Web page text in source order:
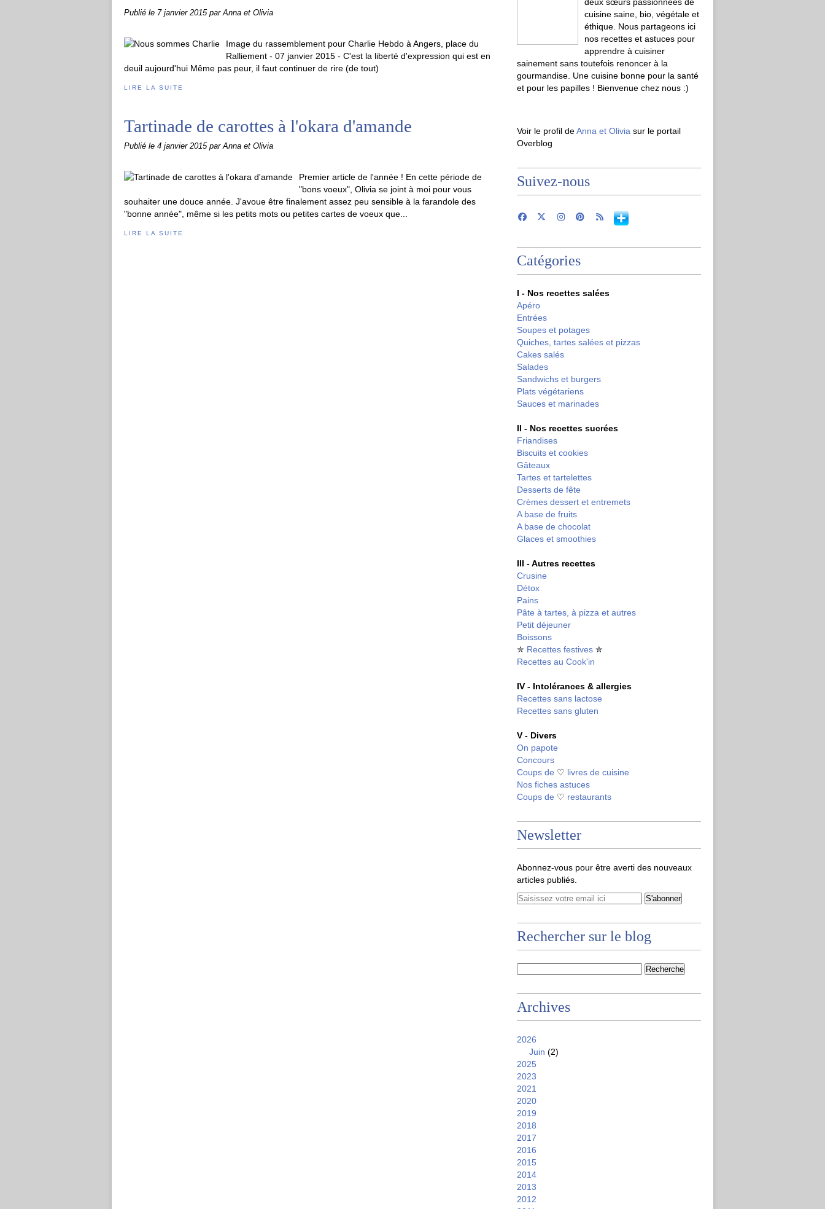
Publié le 7 janvier 2015 par Anna et Olivia
Image du rassemblement pour Charlie Hebdo à Angers, place du
Ralliement - 07 janvier 2015 - C'est la liberté d'expression qui est en
deuil aujourd'hui Même pas peur, il faut continuer de rire (de tout)
LIRE LA SUITE
Tartinade de carottes à l'okara d'amande
Publié le 4 janvier 2015 par Anna et Olivia
Premier article de l'année ! En cette période de
"bons voeux", Olivia se joint à moi pour vous
souhaiter une douce année. J'avoue être finalement assez peu sensible à la farandole des
"bonne année", même si les petits mots ou petites cartes de voeux que...
LIRE LA SUITE
cuisine saine, bio, végétale et
éthique. Nous partageons ici
nos recettes et astuces pour
apprendre à cuisiner
sainement sans toutefois renoncer à la
gourmandise. Une cuisine bonne pour la santé
et pour les papilles ! Bienvenue chez nous :)
Voir le profil deAnna et Olivia sur le portail
Overblog
Suivez-nous
Catégories
I - Nos recettes salées
Apéro
Entrées
Soupes et potages
Quiches, tartes salées et pizzas
Cakes salés
Salades
Sandwichs et burgers
Plats végétariens
Sauces et marinades
II - Nos recettes sucrées
Friandises
Biscuits et cookies
Gâteaux
Tartes et tartelettes
Desserts de fête
Crèmes dessert et entremets
A base de fruits
A base de chocolat
Glaces et smoothies
III - Autres recettes
Crusine
Détox
Pains
Pâte à tartes, à pizza et autres
Petit déjeuner
Boissons
✮ Recettes festives ✮
Recettes au Cook'in
IV - Intolérances & allergies
Recettes sans lactose
Recettes sans gluten
V - Divers
On papote
Concours
Coups de ♡ livres de cuisine
Nos fiches astuces
Coups de ♡ restaurants
Newsletter
Abonnez-vous pour être averti des nouveaux
articles publiés.
Rechercher sur le blog
Archives
2026
Juin (2)
2025
2023
2021
2020
2019
2018
2017
2016
2015
2014
2013
2012